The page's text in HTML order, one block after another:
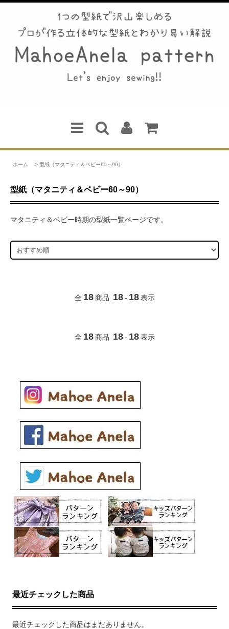
ホーム > 型紙（マタニティ＆ベビー60～90）
型紙（マタニティ＆ベビー60～90）
マタニティ＆ベビー時期の型紙一覧ページです。
全 18 商品 18 - 18 表示
全 18 商品 18 - 18 表示
最近チェックした商品
最近チェックした商品はまだありません。